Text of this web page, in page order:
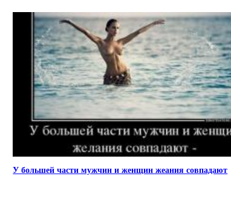
У большей части мужчин и женщин жеания совпадают